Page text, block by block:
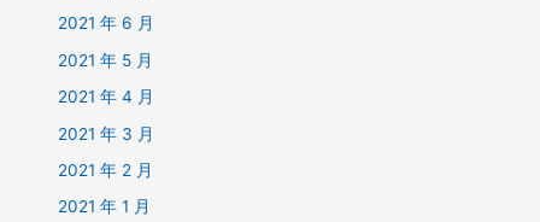
2021 年 6 月
2021 年 5 月
2021 年 4 月
2021 年 3 月
2021 年 2 月
2021 年 1 月